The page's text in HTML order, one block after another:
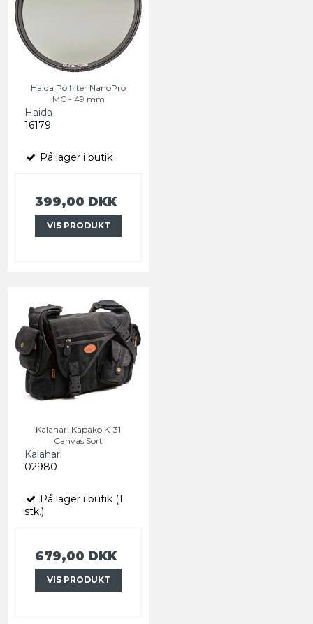
Haida Polfilter NanoPro
MC - 49 mm
Haida
16179
På lager i butik
399,00 DKK
VIS PRODUKT
Kalahari Kapako K-31
Canvas Sort
Kalahari
02980
På lager i butik (1
stk.)
679,00 DKK
VIS PRODUKT